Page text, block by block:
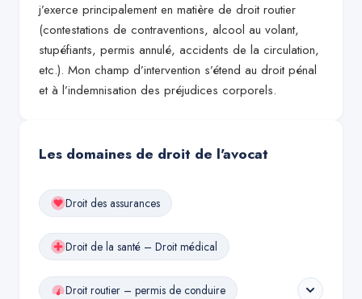
j’exerce principalement en matière de droit routier
(contestations de contraventions, alcool au volant,
stupéfiants, permis annulé, accidents de la circulation,
etc.). Mon champ d’intervention s’étend au droit pénal
et à l’indemnisation des préjudices corporels.
Les domaines de droit de l'avocat
Droit des assurances
Droit de la santé – Droit médical
Droit routier – permis de conduire